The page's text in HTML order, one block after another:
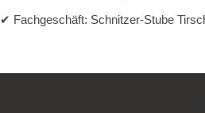
✔ Fachgeschäft: Schnitzer-Stube